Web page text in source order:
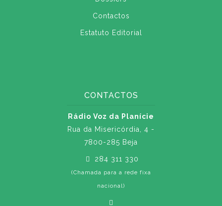
Contactos
Estatuto Editorial
CONTACTOS
Rádio Voz da Planície
Rua da Misericórdia, 4 -
7800-285 Beja
284 311 330
(Chamada para a rede fixa
nacional)